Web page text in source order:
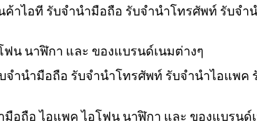
าไอที รับจำนำมือถือ รับจำนำโทรศัพท์ รับจำ
น นาฬิกา และ ของแบรนด์เนมต่างๆ
ำนำมือถือ รับจำนำโทรศัพท์ รับจำนำไอแพค
อถือ ไอแพค ไอโฟน นาฬิกา และ ของแบรนด์